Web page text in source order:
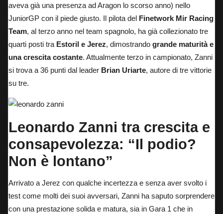
aveva già una presenza ad Aragon lo scorso anno) nello
JuniorGP con il piede giusto. Il pilota del Finetwork Mir Racing
Team, al terzo anno nel team spagnolo, ha già collezionato tre
quarti posti tra Estoril e Jerez, dimostrando grande maturità e
una crescita costante. Attualmente terzo in campionato, Zanni
si trova a 36 punti dal leader Brian Uriarte, autore di tre vittorie
su tre.
Leonardo Zanni tra crescita e
consapevolezza: “Il podio?
Non è lontano”
Arrivato a Jerez con qualche incertezza e senza aver svolto i
test come molti dei suoi avversari, Zanni ha saputo sorprendere
con una prestazione solida e matura, sia in Gara 1 che in